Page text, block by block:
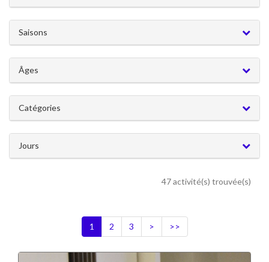
Saisons
Âges
Catégories
Jours
47 activité(s) trouvée(s)
1 2 3 > >>